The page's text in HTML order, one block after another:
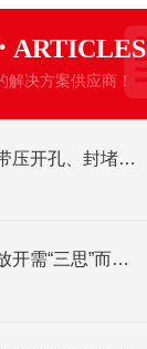
· ARTICLES
解决方案供应商！
流量计安装关于带压开孔、封堵作业的规定
天然气终端价格放开需“三思”而后行